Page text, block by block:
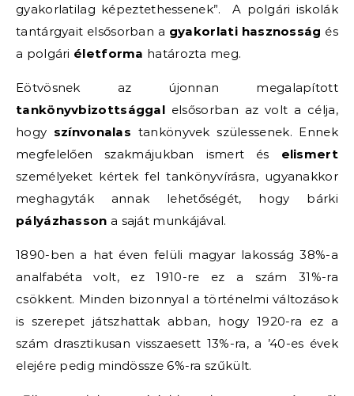
gyakorlatilag képeztethessenek”. A polgári iskolák
tantárgyait elsősorban a gyakorlati hasznosság és
a polgári életforma határozta meg.
Eötvösnek az újonnan megalapított
tankönyvbizottsággal elsősorban az volt a célja,
hogy színvonalas tankönyvek szülessenek. Ennek
megfelelően szakmájukban ismert és elismert
személyeket kértek fel tankönyvírásra, ugyanakkor
meghagyták annak lehetőségét, hogy bárki
pályázhasson a saját munkájával.
1890-ben a hat éven felüli magyar lakosság 38%-a
analfabéta volt, ez 1910-re ez a szám 31%-ra
csökkent. Minden bizonnyal a történelmi változások
is szerepet játszhattak abban, hogy 1920-ra ez a
szám drasztikusan visszaesett 13%-ra, a ’40-es évek
elejére pedig mindössze 6%-ra szűkült.